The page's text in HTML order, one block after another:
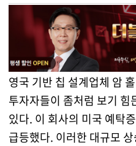
영국 기반 칩 설계업체 암
투자자들이 좀처럼 보기
있다. 이 회사의 미국 예탁
급등했다. 이러한 대규모